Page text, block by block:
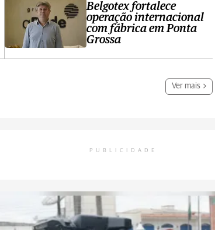
Belgotex fortalece
operação internacional
com fábrica em Ponta
Grossa
Ver mais
PUBLICIDADE